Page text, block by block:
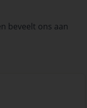
beveelt ons aan